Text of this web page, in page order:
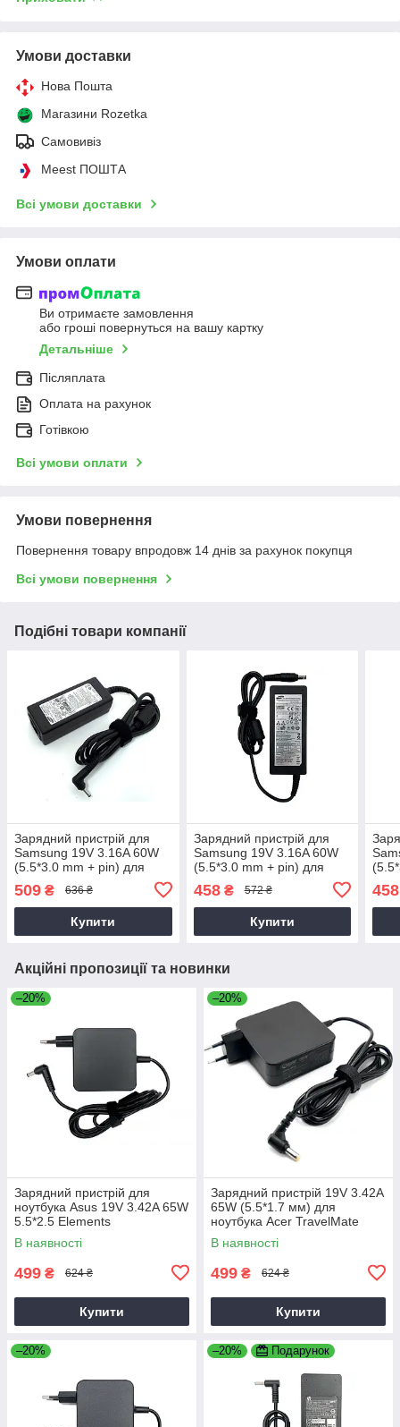
Умови доставки
Нова Пошта
Магазини Rozetka
Самовивіз
Meest ПОШТА
Всі умови доставки
Умови оплати
Ви отримаєте замовлення
або гроші повернуться на вашу картку
Детальніше
Післяплата
Оплата на рахунок
Готівкою
Всі умови оплати
Умови повернення
Повернення товару впродовж 14 днів за рахунок покупця
Всі умови повернення
Подібні товари компанії
Зарядний пристрій для
Samsung 19V 3.16A 60W
(5.5*3.0 mm + pin) для
NP905S3G
509 ₴ 636 ₴
Купити
Зарядний пристрій для
Samsung 19V 3.16A 60W
(5.5*3.0 mm + pin) для
4019
458₴ 572 ₴
Купити
458
Акційні пропозиції та новинки
–20%
Зарядний пристрій для
ноутбука Asus 19V 3.42A 65W
5.5*2.5 Elements
В наявності
499 ₴ 624 ₴
Купити
–20%
Зарядний пристрій 19V 3.42A
65W (5.5*1.7 мм) для
ноутбука Acer TravelMate
P2510-G2-M
В наявності
499 ₴ 624 ₴
Купити
–20% –20% Подарунок